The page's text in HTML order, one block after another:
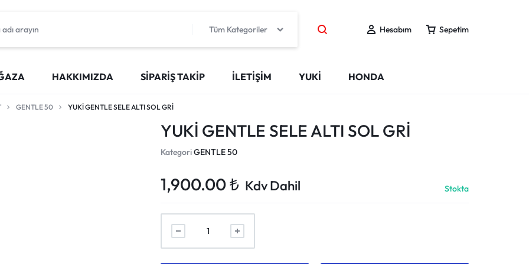
Tüm Kategoriler Hesabım Sepetim
HAKKIMIZDA SIPARIŞ TAKIP İLETIŞIM YUKİ HONDA
GENTLE 50 YUKİ GENTLE SELE ALTI SOL GRİ
YUKİ GENTLE SELE ALTI SOL GRİ
KategoriGENTLE 50
1,900.00₺ Kdv Dahil Stokta